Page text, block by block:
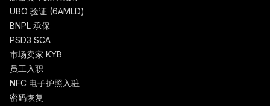
UBO 验证 (6AMLD)
BNPL 承保
PSD3 SCA
市场卖家 KYB
员工入职
NFC 电子护照入驻
密码恢复